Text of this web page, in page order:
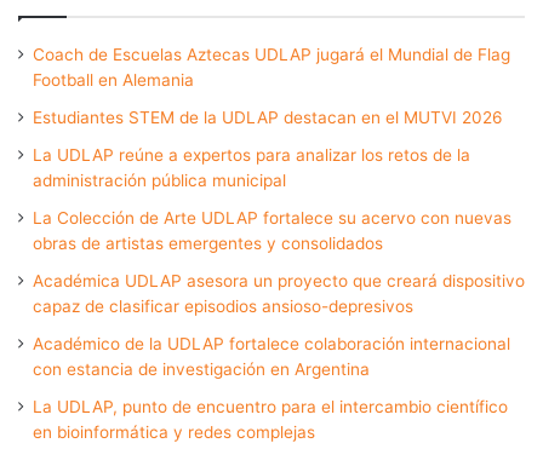
Coach de Escuelas Aztecas UDLAP jugará el Mundial de Flag
Football en Alemania
Estudiantes STEM de la UDLAP destacan en el MUTVI 2026
La UDLAP reúne a expertos para analizar los retos de la
administración pública municipal
La Colección de Arte UDLAP fortalece su acervo con nuevas
obras de artistas emergentes y consolidados
Académica UDLAP asesora un proyecto que creará dispositivo
capaz de clasificar episodios ansioso-depresivos
Académico de la UDLAP fortalece colaboración internacional
con estancia de investigación en Argentina
La UDLAP, punto de encuentro para el intercambio científico
en bioinformática y redes complejas